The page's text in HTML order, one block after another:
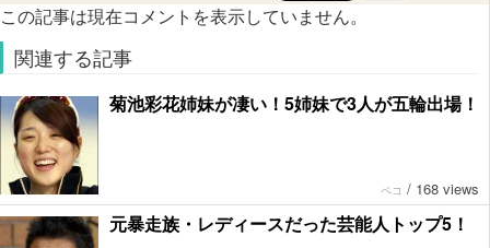
この記事は現在コメントを表示していません。
関連する記事
菊池彩花姉妹が凄い！5姉妹で3人が五輪出場！
ペコ / 168 views
元暴走族・レディースだった芸能人トップ5！